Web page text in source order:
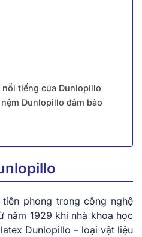
nổi tiếng của Dunlopillo
Dunlopillo đảm bảo
tiên phong trong công nghệ
năm 1929 khi nhà khoa học
Dunlopillo – loại vật liệu